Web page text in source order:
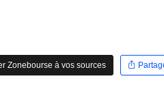
Zonebourse à vos sources